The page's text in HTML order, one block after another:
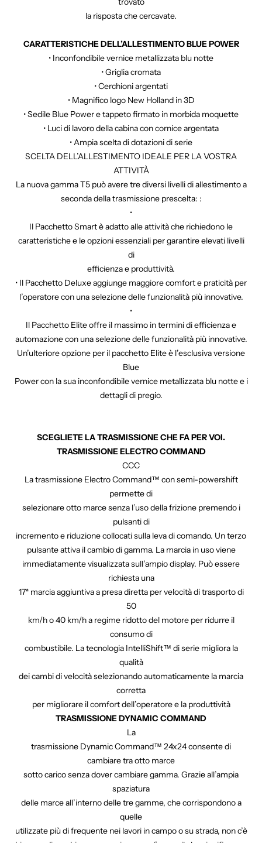
la risposta che cercavate.
CARATTERISTICHE DELL’ALLESTIMENTO BLUE POWER
• Inconfondibile vernice metallizzata blu notte
• Griglia cromata
• Cerchioni argentati
• Magnifico logo New Holland in 3D
• Sedile Blue Power e tappeto firmato in morbida moquette
• Luci di lavoro della cabina con cornice argentata
• Ampia scelta di dotazioni di serie
SCELTA DELL’ALLESTIMENTO IDEALE PER LA VOSTRA
ATTIVITÀ
La nuova gamma T5 può avere tre diversi livelli di allestimento a
seconda della trasmissione prescelta: :
•
Il Pacchetto Smart è adatto alle attività che richiedono le
caratteristiche e le opzioni essenziali per garantire elevati livelli
di
efficienza e produttività.
• Il Pacchetto Deluxe aggiunge maggiore comfort e praticità per
l’operatore con una selezione delle funzionalità più innovative.
•
Il Pacchetto Elite offre il massimo in termini di efficienza e
automazione con una selezione delle funzionalità più innovative.
Un’ulteriore opzione per il pacchetto Elite è l’esclusiva versione
Blue
Power con la sua inconfondibile vernice metallizzata blu notte e i
dettagli di pregio.
SCEGLIETE LA TRASMISSIONE CHE FA PER VOI.
TRASMISSIONE ELECTRO COMMAND
CCC
La trasmissione Electro Command™ con semi-powershift
permette di
selezionare otto marce senza l’uso della frizione premendo i
pulsanti di
incremento e riduzione collocati sulla leva di comando. Un terzo
pulsante attiva il cambio di gamma. La marcia in uso viene
immediatamente visualizzata sull’ampio display. Può essere
richiesta una
17ª marcia aggiuntiva a presa diretta per velocità di trasporto di
50
km/h o 40 km/h a regime ridotto del motore per ridurre il
consumo di
combustibile. La tecnologia IntelliShift™ di serie migliora la
qualità
dei cambi di velocità selezionando automaticamente la marcia
corretta
per migliorare il comfort dell’operatore e la produttività
TRASMISSIONE DYNAMIC COMMAND
La
trasmissione Dynamic Command™ 24x24 consente di
cambiare tra otto marce
sotto carico senza dover cambiare gamma. Grazie all’ampia
spaziatura
delle marce all’interno delle tre gamme, che corrispondono a
quelle
utilizzate più di frequente nei lavori in campo o su strada, non c’è